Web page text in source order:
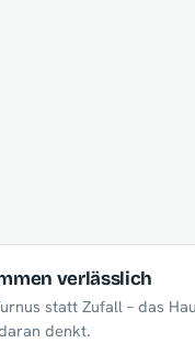
verlässlich
statt Zufall – das
denkt.